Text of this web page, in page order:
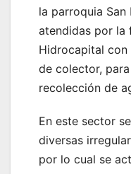
la parroquia San
atendidas por la
Hidrocapital
de colector,
recolección de
En este sector
diversas
por lo cual se